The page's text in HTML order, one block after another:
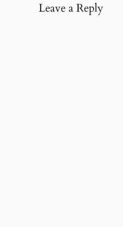
Leave a Reply